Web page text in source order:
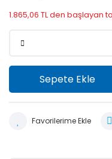
1.865,06 TL den başlayan
Sepete Ekle